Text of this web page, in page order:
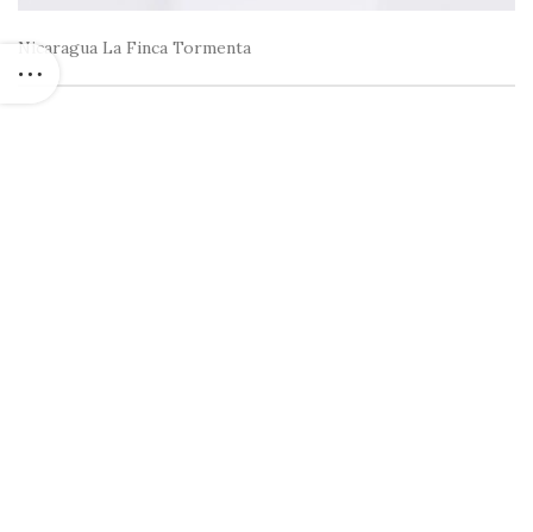
Nicaragua La Finca Tormenta